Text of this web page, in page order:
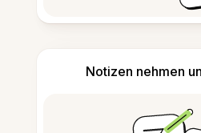
Notizen nehmen